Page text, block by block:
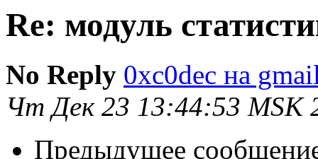
Re: модуль
No Reply 0xc0dec на
Чт Дек 23 13:44:53 MSK
Предыдущее